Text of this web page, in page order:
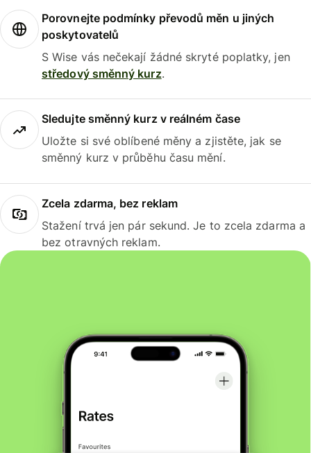
Porovnejte podmínky převodů měn u jiných
poskytovatelů
S Wise vás nečekají žádné skryté poplatky, jen
středový směnný kurz.
Sledujte směnný kurz v reálném čase
Uložte si své oblíbené měny a zjistěte, jak se
směnný kurz v průběhu času mění.
Zcela zdarma, bez reklam
Stažení trvá jen pár sekund. Je to zcela zdarma a
bez otravných reklam.